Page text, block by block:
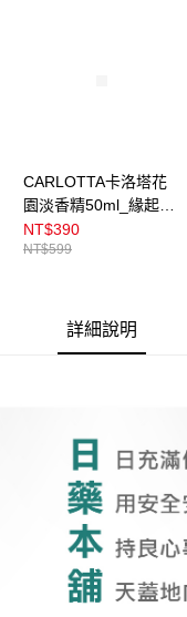
CARLOTTA卡洛塔花
園淡香精50ml_緣起微
霧
NT$390
NT$599
詳細說明